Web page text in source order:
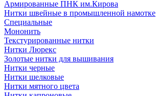
Армированные ПНК им.Кирова
Нитки швейные в промышленной намотке
Специальные
Мононить
Текстурированные нитки
Нитки Люрекс
Золотые нитки для вышивания
Нитки черные
Нитки шелковые
Нитки мятного цвета